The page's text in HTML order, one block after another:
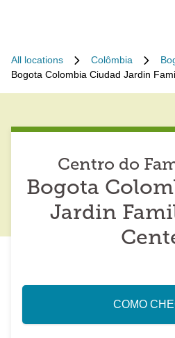
All locations Colômbia
Bogota Colombia Ciudad Jardin
Centro do
Bogota
Jardin
COMO